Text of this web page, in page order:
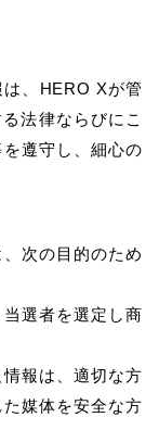
は、HERO Xが管
法律ならびにこ
遵守し、細心の
次の目的のため
選者を選定し商
報は、適切な方
媒体を安全な方